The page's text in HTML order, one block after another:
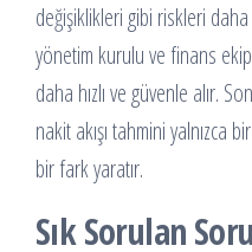
değişiklikleri gibi riskleri
yönetim kurulu ve finans
daha hızlı ve güvenle alır.
nakit akışı tahmini yalnızca
bir fark yaratır.
Sık Sorulan